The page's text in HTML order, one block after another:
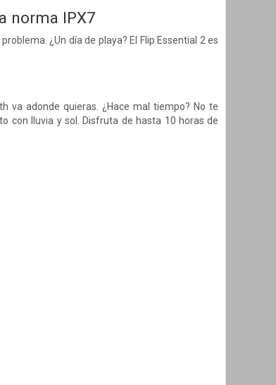
norma IPX7
¿Un día de playa? El Flip Essential 2 es
va adonde quieras. ¿Hace mal tiempo? No te
con lluvia y sol. Disfruta de hasta 10 horas de